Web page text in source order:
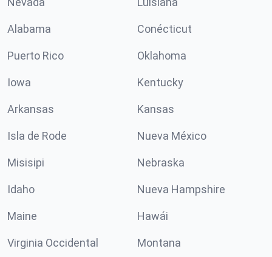
Alabama Conécticut
Puerto Rico Oklahoma
Iowa Kentucky
Arkansas Kansas
Isla de Rode Nueva México
Misisipi Nebraska
Idaho Nueva Hampshire
Maine Hawái
Virginia Occidental Montana